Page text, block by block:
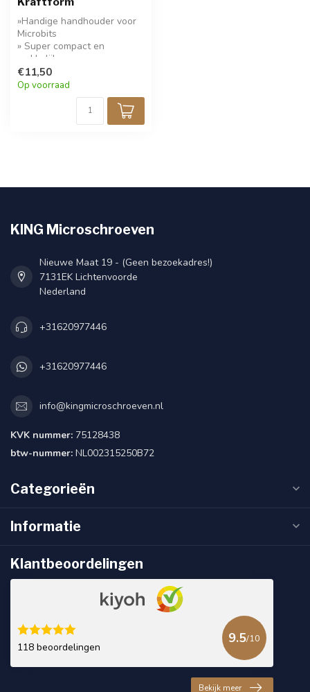
»Handige handhouder voor
Microbits
» Super compact en
makkelijk
» Compacter kan een
schroevendraaierset niet
€11,50
Op voorraad
KING Microschroeven
Nieuwe Maat 19 - (Geen bezoekadres!)
7131EK Lichtenvoorde
Nederland
+31620977446
+31620977446
info@kingmicroschroeven.nl
KVK nummer: 75128438
btw-nummer: NL002315250B72
Categorieën
Informatie
Klantbeoordelingen
118 beoordelingen
9.5/10
Bekijk meer